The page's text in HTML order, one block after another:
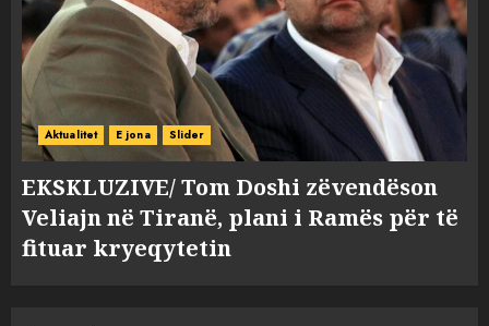
Aktualitet E jona Slider
EKSKLUZIVE/ Tom Doshi zëvendëson
Veliajn në Tiranë, plani i Ramës për të
fituar kryeqytetin